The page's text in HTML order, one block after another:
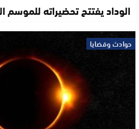
الوداد يفتتح تحضيراته للموسم
حوادث وقضايا